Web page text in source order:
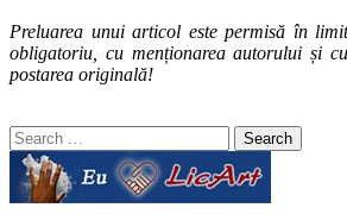
Preluarea unui articol este permisă în
obligatoriu, cu menționarea autorului și
postarea originală!
Search
for: